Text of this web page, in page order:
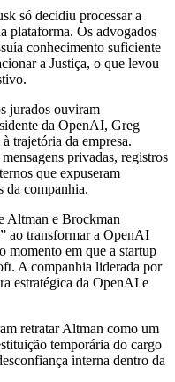
só decidiu processar a
plataforma. Os advogados
conhecimento suficiente
a Justiça, o que levou
jurados ouviram
da OpenAI, Greg
trajetória da empresa.
privadas, registros
que expuseram
da companhia.
Altman e Brockman
ao transformar a OpenAI
momento em que a startup
A companhia liderada por
estratégica da OpenAI e
retratar Altman como um
temporária do cargo
interna dentro da